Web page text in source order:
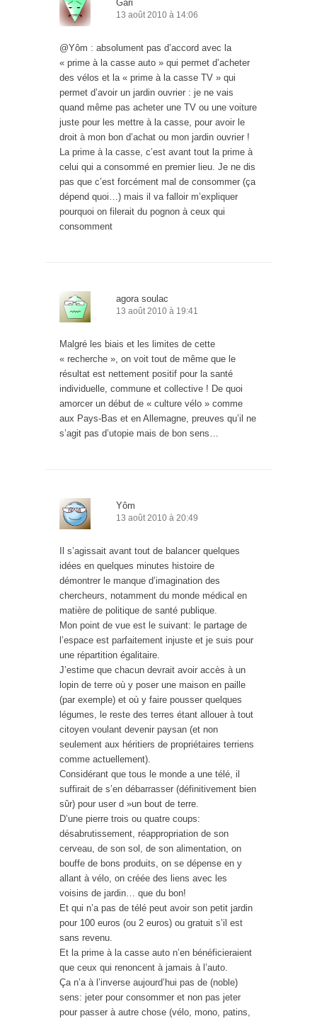
Gari
13 août 2010 à 14:06
@Yôm : absolument pas d’accord avec la
« prime à la casse auto » qui permet d’acheter
des vélos et la « prime à la casse TV » qui
permet d’avoir un jardin ouvrier : je ne vais
quand même pas acheter une TV ou une voiture
juste pour les mettre à la casse, pour avoir le
droit à mon bon d’achat ou mon jardin ouvrier !
La prime à la casse, c’est avant tout la prime à
celui qui a consommé en premier lieu. Je ne dis
pas que c’est forcément mal de consommer (ça
dépend quoi…) mais il va falloir m’expliquer
pourquoi on filerait du pognon à ceux qui
consomment
agora soulac
13 août 2010 à 19:41
Malgré les biais et les limites de cette
« recherche », on voit tout de même que le
résultat est nettement positif pour la santé
individuelle, commune et collective ! De quoi
amorcer un début de « culture vélo » comme
aux Pays-Bas et en Allemagne, preuves qu’il ne
s’agit pas d’utopie mais de bon sens…
Yôm
13 août 2010 à 20:49
Il s’agissait avant tout de balancer quelques
idées en quelques minutes histoire de
démontrer le manque d’imagination des
chercheurs, notamment du monde médical en
matière de politique de santé publique.
Mon point de vue est le suivant: le partage de
l’espace est parfaitement injuste et je suis pour
une répartition égalitaire.
J’estime que chacun devrait avoir accès à un
lopin de terre où y poser une maison en paille
(par exemple) et où y faire pousser quelques
légumes, le reste des terres étant allouer à tout
citoyen voulant devenir paysan (et non
seulement aux héritiers de propriétaires terriens
comme actuellement).
Considérant que tous le monde a une télé, il
suffirait de s’en débarrasser (définitivement bien
sûr) pour user d »un bout de terre.
D’une pierre trois ou quatre coups:
désabrutissement, réappropriation de son
cerveau, de son sol, de son alimentation, on
bouffe de bons produits, on se dépense en y
allant à vélo, on créée des liens avec les
voisins de jardin… que du bon!
Et qui n’a pas de télé peut avoir son petit jardin
pour 100 euros (ou 2 euros) ou gratuit s’il est
sans revenu.
Et la prime à la casse auto n’en bénéficieraient
que ceux qui renoncent à jamais à l’auto.
Ça n’a à l’inverse aujourd’hui pas de (noble)
sens: jeter pour consommer et non pas jeter
pour passer à autre chose (vélo, mono, patins,